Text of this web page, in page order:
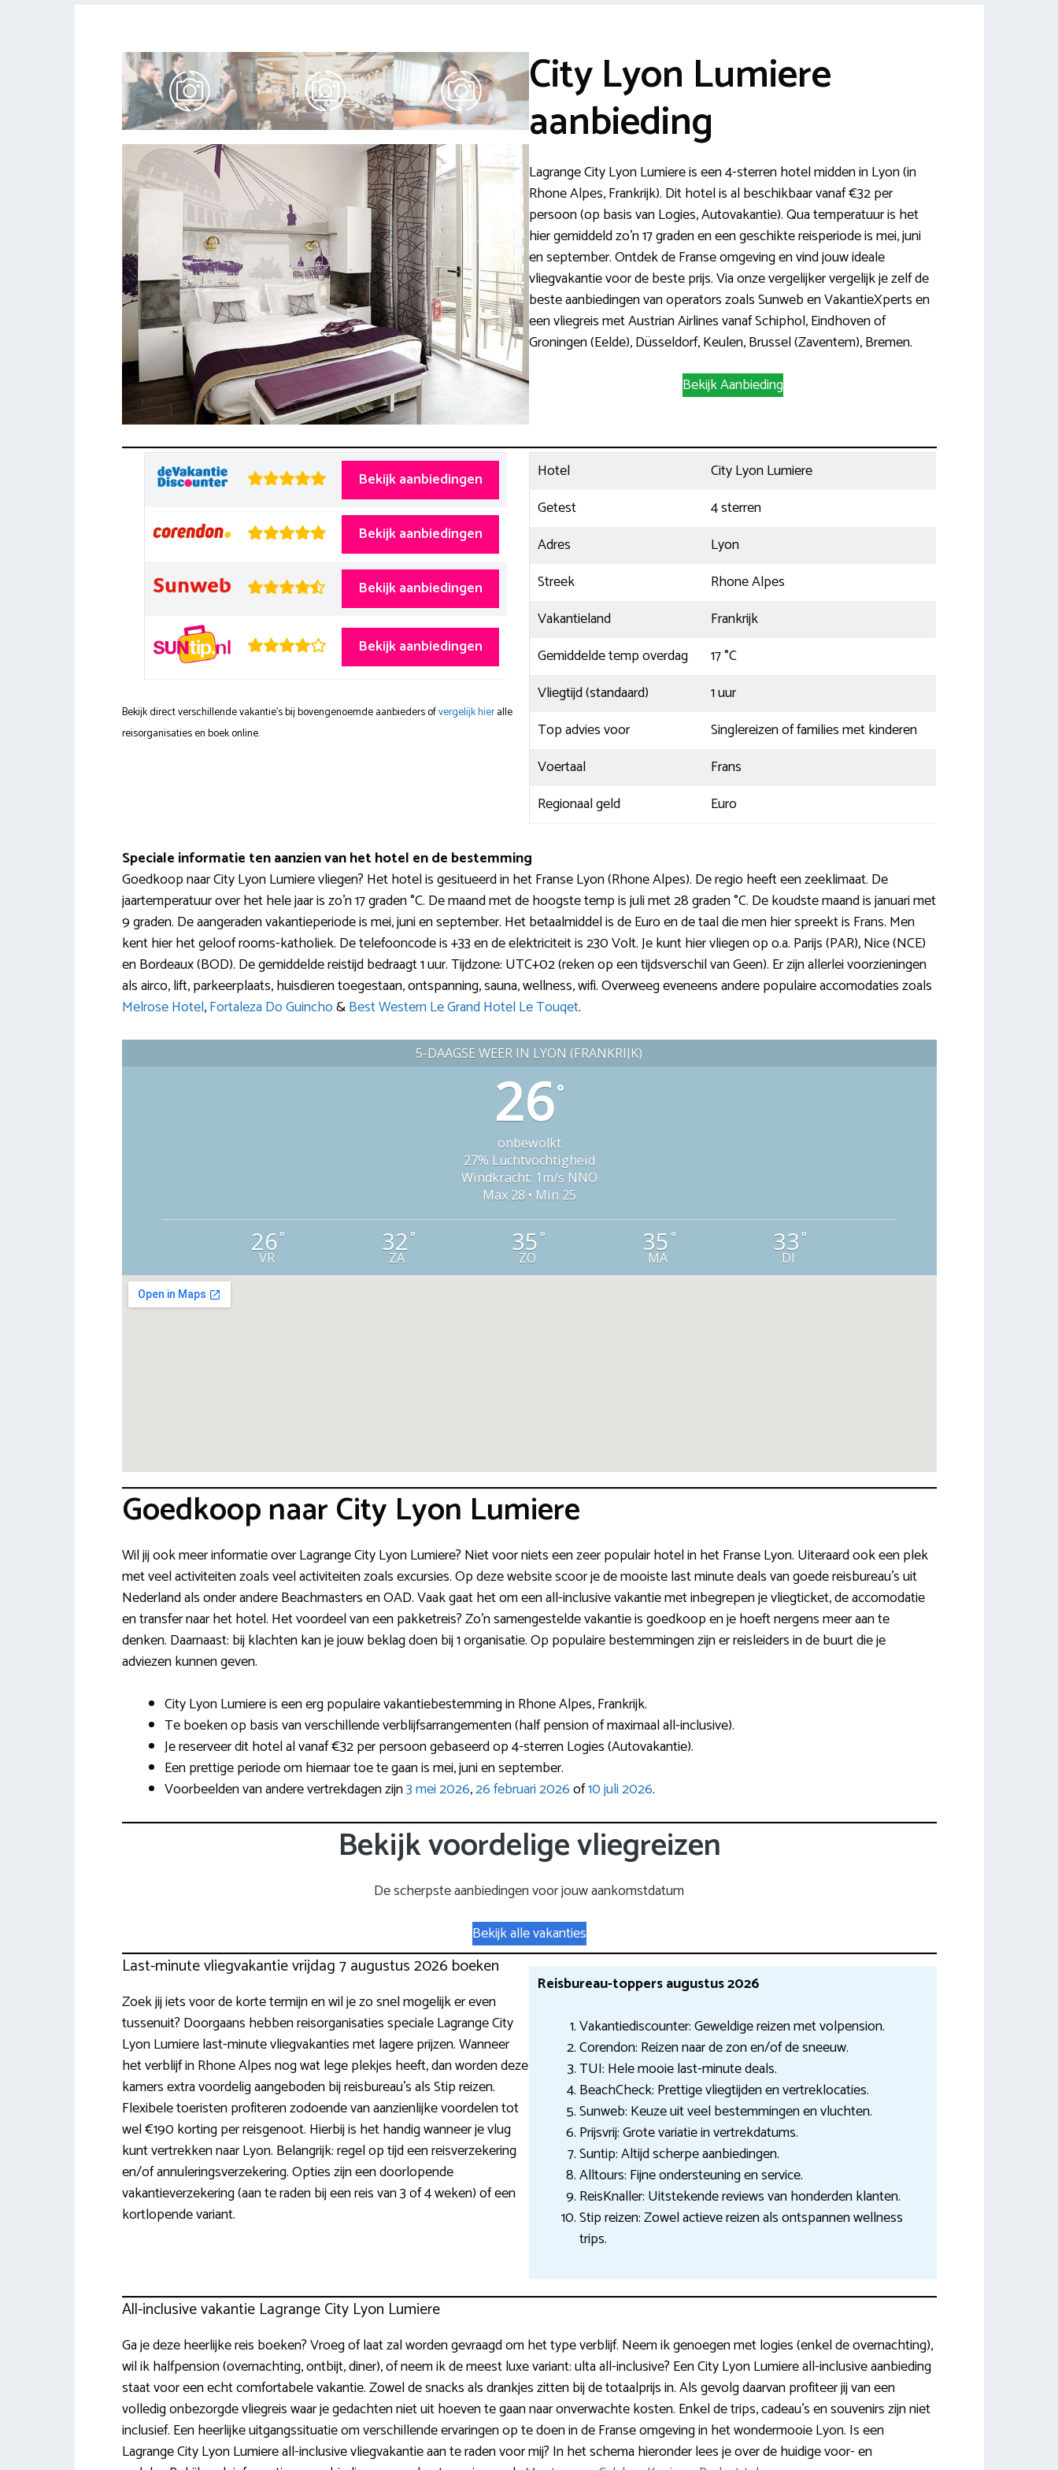
City Lyon Lumiere
aanbieding
Lagrange City Lyon Lumiere is een 4-sterren hotel midden in Lyon (in
Rhone Alpes, Frankrijk). Dit hotel is al beschikbaar vanaf €32 per
persoon (op basis van Logies, Autovakantie). Qua temperatuur is het
hier gemiddeld zo’n 17 graden en een geschikte reisperiode is mei, juni
en september. Ontdek de Franse omgeving en vind jouw ideale
vliegvakantie voor de beste prijs. Via onze vergelijker vergelijk je zelf de
beste aanbiedingen van operators zoals Sunweb en VakantieXperts en
een vliegreis met Austrian Airlines vanaf Schiphol, Eindhoven of
Groningen (Eelde), Düsseldorf, Keulen, Brussel (Zaventem), Bremen.
Bekijk Aanbieding
Bekijk aanbiedingen
Bekijk aanbiedingen
Bekijk aanbiedingen
Bekijk aanbiedingen
Bekijk direct verschillende vakantie's bij bovengenoemde aanbieders ofvergelijk hieralle
reisorganisaties en boek online.
Hotel
City Lyon Lumiere
Getest
4 sterren
Adres
Lyon
Streek
Rhone Alpes
Vakantieland
Frankrijk
Gemiddelde temp overdag
17 °C
Vliegtijd (standaard)
1 uur
Top advies voor
Singlereizen of families met kinderen
Voertaal
Frans
Regionaal geld
Euro
Speciale informatie ten aanzien van het hotel en de bestemming
Goedkoop naar City Lyon Lumiere vliegen? Het hotel is gesitueerd in het Franse Lyon (Rhone Alpes). De regio heeft een zeeklimaat. De
jaartemperatuur over het hele jaar is zo’n 17 graden °C. De maand met de hoogste temp is juli met 28 graden °C. De koudste maand is januari met
9 graden. De aangeraden vakantieperiode is mei, juni en september. Het betaalmiddel is de Euro en de taal die men hier spreekt is Frans. Men
kent hier het geloof rooms-katholiek. De telefooncode is +33 en de elektriciteit is 230 Volt. Je kunt hier vliegen op o.a. Parijs (PAR), Nice (NCE)
en Bordeaux (BOD). De gemiddelde reistijd bedraagt 1 uur. Tijdzone: UTC+02 (reken op een tijdsverschil van Geen). Er zijn allerlei voorzieningen
als airco, lift, parkeerplaats, huisdieren toegestaan, ontspanning, sauna, wellness, wifi. Overweeg eveneens andere populaire accomodaties zoals
Melrose Hotel,Fortaleza Do Guincho&Best Western Le Grand Hotel Le Touqet.
5-DAAGSE WEER IN LYON (FRANKRIJK)
26°
onbewolkt
27% Luchtvochtigheid
Windkracht: 1m/s NNO
Max 28 • Min 25
26°
VR
32°
ZA
35°
ZO
35°
MA
33°
DI
Goedkoop naar City Lyon Lumiere
Wil jij ook meer informatie over Lagrange City Lyon Lumiere? Niet voor niets een zeer populair hotel in het Franse Lyon. Uiteraard ook een plek
met veel activiteiten zoals veel activiteiten zoals excursies. Op deze website scoor je de mooiste last minute deals van goede reisbureau’s uit
Nederland als onder andere Beachmasters en OAD. Vaak gaat het om een all-inclusive vakantie met inbegrepen je vliegticket, de accomodatie
en transfer naar het hotel. Het voordeel van een pakketreis? Zo’n samengestelde vakantie is goedkoop en je hoeft nergens meer aan te
denken. Daarnaast: bij klachten kan je jouw beklag doen bij 1 organisatie. Op populaire bestemmingen zijn er reisleiders in de buurt die je
adviezen kunnen geven.
City Lyon Lumiere is een erg populaire vakantiebestemming in Rhone Alpes, Frankrijk.
Te boeken op basis van verschillende verblijfsarrangementen (half pension of maximaal all-inclusive).
Je reserveer dit hotel al vanaf €32 per persoon gebaseerd op 4-sterren Logies (Autovakantie).
Een prettige periode om hiernaar toe te gaan is mei, juni en september.
Voorbeelden van andere vertrekdagen zijn3 mei 2026,26 februari 2026of10 juli 2026.
Bekijk voordelige vliegreizen
De scherpste aanbiedingen voor jouw aankomstdatum
Bekijk alle vakanties
Last-minute vliegvakantie vrijdag 7 augustus 2026 boeken
Zoek jij iets voor de korte termijn en wil je zo snel mogelijk er even
tussenuit? Doorgaans hebben reisorganisaties speciale Lagrange City
Lyon Lumiere last-minute vliegvakanties met lagere prijzen. Wanneer
het verblijf in Rhone Alpes nog wat lege plekjes heeft, dan worden deze
kamers extra voordelig aangeboden bij reisbureau’s als Stip reizen.
Flexibele toeristen profiteren zodoende van aanzienlijke voordelen tot
wel €190 korting per reisgenoot. Hierbij is het handig wanneer je vlug
kunt vertrekken naar Lyon. Belangrijk: regel op tijd een reisverzekering
en/of annuleringsverzekering. Opties zijn een doorlopende
vakantieverzekering (aan te raden bij een reis van 3 of 4 weken) of een
kortlopende variant.
Reisbureau-toppers augustus 2026
Vakantiediscounter: Geweldige reizen met volpension.
Corendon: Reizen naar de zon en/of de sneeuw.
TUI: Hele mooie last-minute deals.
BeachCheck: Prettige vliegtijden en vertreklocaties.
Sunweb: Keuze uit veel bestemmingen en vluchten.
Prijsvrij: Grote variatie in vertrekdatums.
Suntip: Altijd scherpe aanbiedingen.
Alltours: Fijne ondersteuning en service.
ReisKnaller: Uitstekende reviews van honderden klanten.
Stip reizen: Zowel actieve reizen als ontspannen wellness
trips.
All-inclusive vakantie Lagrange City Lyon Lumiere
Ga je deze heerlijke reis boeken? Vroeg of laat zal worden gevraagd om het type verblijf. Neem ik genoegen met logies (enkel de overnachting),
wil ik halfpension (overnachting, ontbijt, diner), of neem ik de meest luxe variant: ulta all-inclusive? Een City Lyon Lumiere all-inclusive aanbieding
staat voor een echt comfortabele vakantie. Zowel de snacks als drankjes zitten bij de totaalprijs in. Als gevolg daarvan profiteer jij van een
volledig onbezorgde vliegreis waar je gedachten niet uit hoeven te gaan naar onverwachte kosten. Enkel de trips, cadeau’s en souvenirs zijn niet
inclusief. Een heerlijke uitgangssituatie om verschillende ervaringen op te doen in de Franse omgeving in het wondermooie Lyon. Is een
Lagrange City Lyon Lumiere all-inclusive vliegvakantie aan te raden voor mij? In het schema hieronder lees je over de huidige voor- en